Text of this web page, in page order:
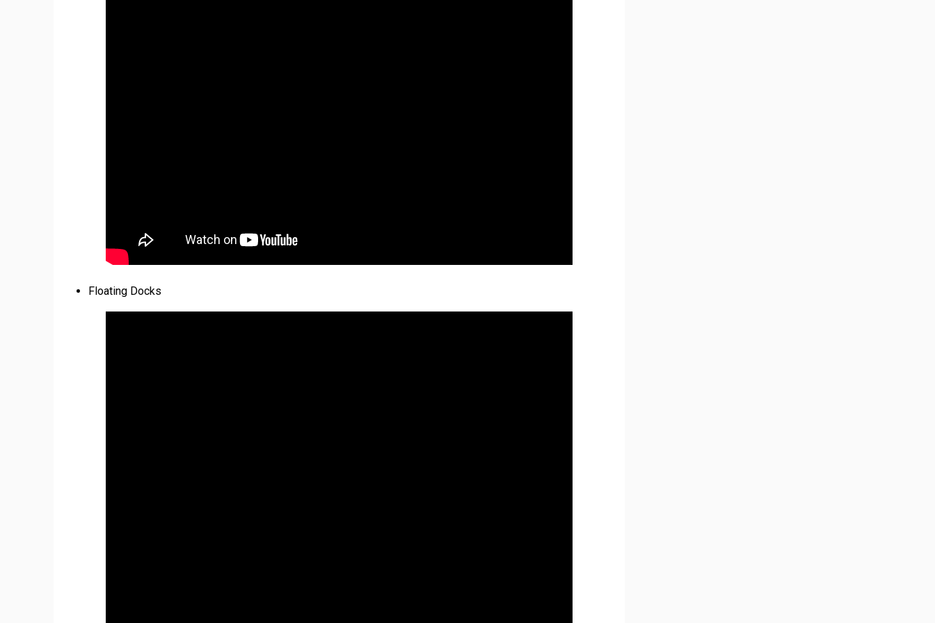
Floating Docks